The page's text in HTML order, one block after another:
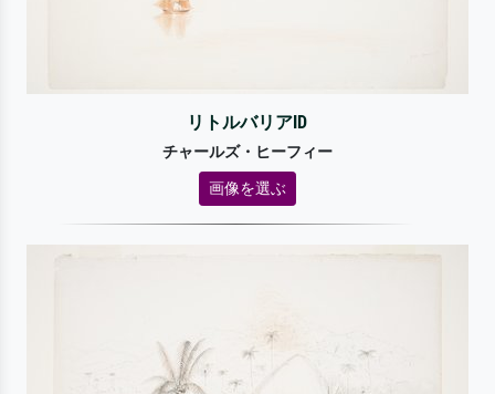
リトルバリアID
チャールズ・ヒーフィー
画像を選ぶ